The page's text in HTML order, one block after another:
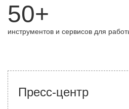
50+
инструментов и сервисов для
Пресс-центр